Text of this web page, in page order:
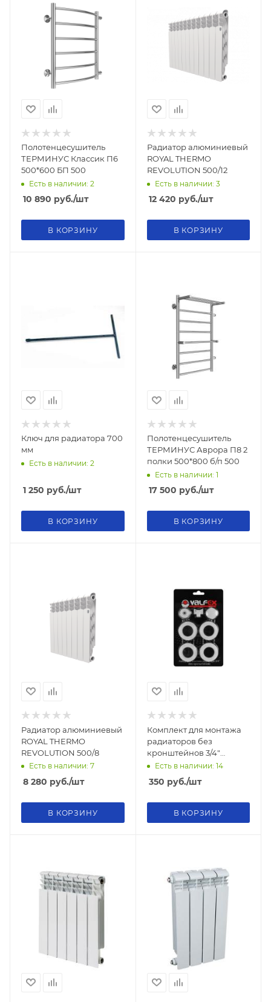
Полотенцесушитель
ТЕРМИНУС Классик П6
500*600 БП 500
Есть в наличии: 2
10 890 руб./шт
В КОРЗИНУ
Радиатор алюминиевый
ROYAL THERMO
REVOLUTION 500/12
Есть в наличии: 3
12 420 руб./шт
В КОРЗИНУ
Ключ для радиатора 700
мм
Есть в наличии: 2
1 250 руб./шт
В КОРЗИНУ
Полотенцесушитель
ТЕРМИНУС Аврора П8 2
полки 500*800 б/п 500
Есть в наличии: 1
17 500 руб./шт
В КОРЗИНУ
Радиатор алюминиевый
ROYAL THERMO
REVOLUTION 500/8
Есть в наличии: 7
8 280 руб./шт
В КОРЗИНУ
Комплект для монтажа
радиаторов без
кронштейнов 3/4"
VALFEX
Есть в наличии: 14
350 руб./шт
В КОРЗИНУ